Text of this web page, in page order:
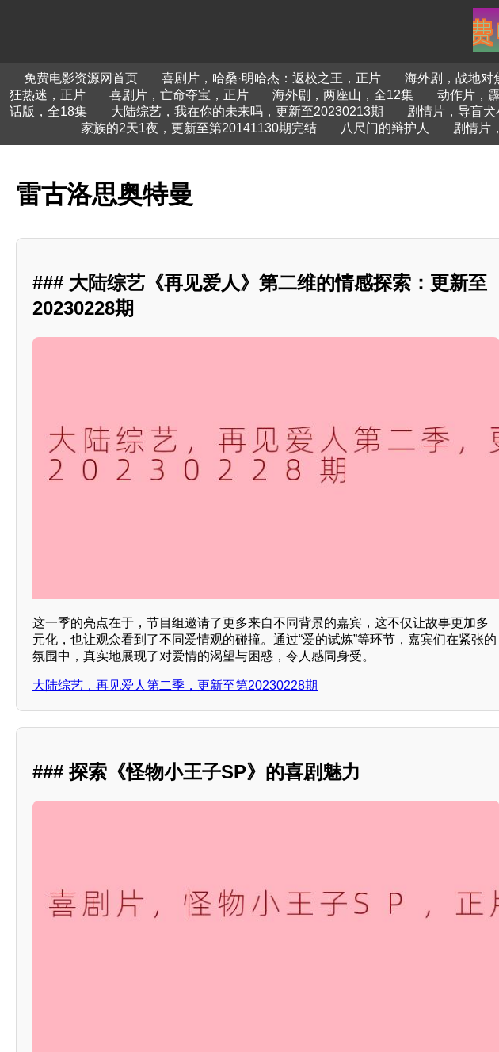
免费电影资源网首页 喜剧片，哈桑·明哈杰：返校之王，正片 海外剧，战地对
狂热迷，正片
喜剧片，亡命夺宝，正片 海外剧，两座山，全12集 动作片，
话版，全18集
大陆综艺，我在你的未来吗，更新至20230213期 剧情片，导盲
家族的2天1夜，更新至第20141130期完结
八尺门的辩护人 剧情片
雷古洛思奥特曼
### 大陆综艺《再见爱人》第二维的情感探索：更新至
20230228期
这一季的亮点在于，节目组邀请了更多来自不同背景的嘉宾，这不仅让故事更加多
元化，也让观众看到了不同爱情观的碰撞。通过“爱的试炼”等环节，嘉宾们在紧张的
氛围中，真实地展现了对爱情的渴望与困惑，令人感同身受。
大陆综艺，再见爱人第二季，更新至第20230228期
### 探索《怪物小王子SP》的喜剧魅力